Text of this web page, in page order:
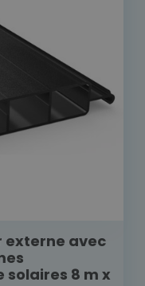
externe avec
8 m x